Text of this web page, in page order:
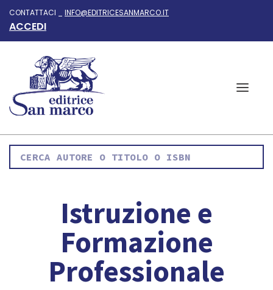
CONTATTACI _ INFO@EDITRICESANMARCO.IT
ACCEDI
Istruzione e
Formazione
Professionale